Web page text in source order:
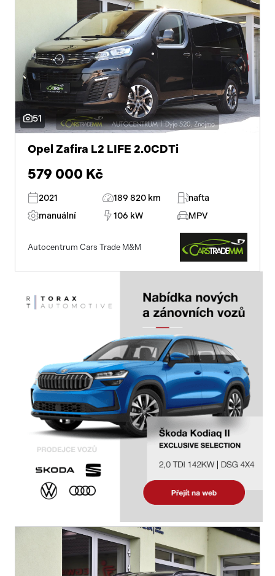
51
Opel Zafira L2 LIFE 2.0CDTi
579 000 Kč
2021 189 820 km
nafta
manuální
106 kW MPV
Autocentrum Cars Trade M&M